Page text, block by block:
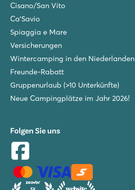
Cisano/San Vito
Ca'Savio
Spiaggia e Mare
Versicherungen
Wintercamping in den Niederlanden
Freunde-Rabatt
Gruppenurlaub (>10 Unterkünfte)
Neue Campingplätze im Jahr 2026!
Folgen Sie uns